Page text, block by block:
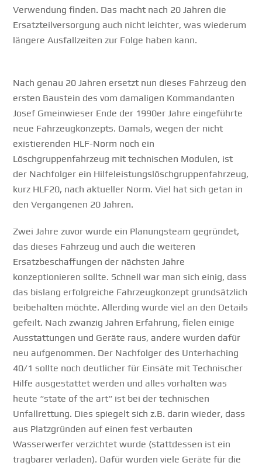
Verwendung finden. Das macht nach 20 Jahren die
Ersatzteilversorgung auch nicht leichter, was wiederum
längere Ausfallzeiten zur Folge haben kann.
Nach genau 20 Jahren ersetzt nun dieses Fahrzeug den
ersten Baustein des vom damaligen Kommandanten
Josef Gmeinwieser Ende der 1990er Jahre eingeführte
neue Fahrzeugkonzepts. Damals, wegen der nicht
existierenden HLF-Norm noch ein
Löschgruppenfahrzeug mit technischen Modulen, ist
der Nachfolger ein Hilfeleistungslöschgruppenfahrzeug,
kurz HLF20, nach aktueller Norm. Viel hat sich getan in
den Vergangenen 20 Jahren.
Zwei Jahre zuvor wurde ein Planungsteam gegründet,
das dieses Fahrzeug und auch die weiteren
Ersatzbeschaffungen der nächsten Jahre
konzeptionieren sollte. Schnell war man sich einig, dass
das bislang erfolgreiche Fahrzeugkonzept grundsätzlich
beibehalten möchte. Allerding wurde viel an den Details
gefeilt. Nach zwanzig Jahren Erfahrung, fielen einige
Ausstattungen und Geräte raus, andere wurden dafür
neu aufgenommen. Der Nachfolger des Unterhaching
40/1 sollte noch deutlicher für Einsäte mit Technischer
Hilfe ausgestattet werden und alles vorhalten was
heute “state of the art“ ist bei der technischen
Unfallrettung. Dies spiegelt sich z.B. darin wieder, dass
aus Platzgründen auf einen fest verbauten
Wasserwerfer verzichtet wurde (stattdessen ist ein
tragbarer verladen). Dafür wurden viele Geräte für die